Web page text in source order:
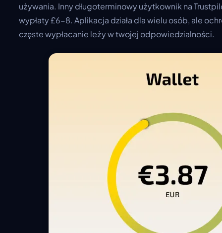
używania. Inny długoterminowy użytkownik na
wypłaty £6-8. Aplikacja działa dla wielu osób, ale
częste wypłacanie leży w twojej odpowiedzialności.